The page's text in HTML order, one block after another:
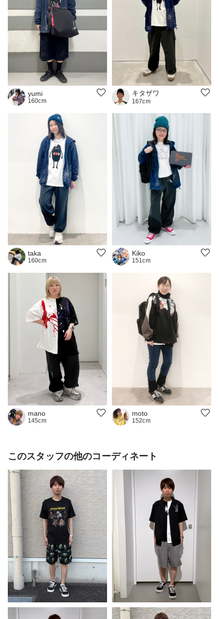
yumi
160cm
キタザワ
167cm
taka
160cm
Kiko
151cm
mano
145cm
moto
152cm
このスタッフの他のコーディネート